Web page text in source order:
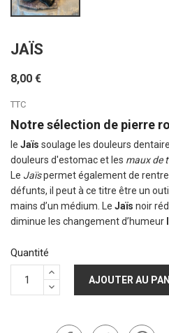
JAÏS
8,00 €
TTC
Notre sélection de pierre
le Jaïs soulage les douleurs
douleurs d'estomac et les maux de
Le Jaïspermet également de
défunts, il peut à ce titre être un
mains d’un médium. Le Jaïs noir
diminue les changement d’humeur
Quantité
AJOUTER AU